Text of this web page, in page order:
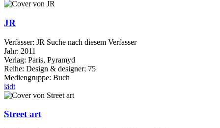
JR
Verfasser: JR Suche nach diesem Verfasser
Jahr: 2011
Verlag: Paris, Pyramyd
Reihe: Design & designer; 75
Mediengruppe: Buch
lädt
Street art